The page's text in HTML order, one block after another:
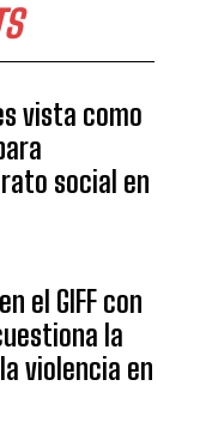
vista como
social en
el GIFF con
la
violencia en